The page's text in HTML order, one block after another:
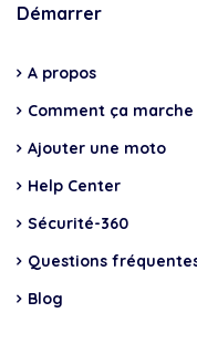
Démarrer
A propos
Comment ça marche
Ajouter une moto
Help Center
Sécurité-360
Questions
Blog